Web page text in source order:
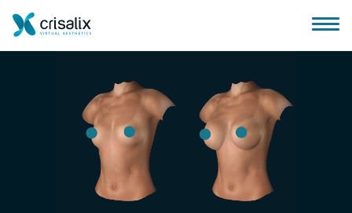
外科医ホーム
3Dビジネスプラットフォーム